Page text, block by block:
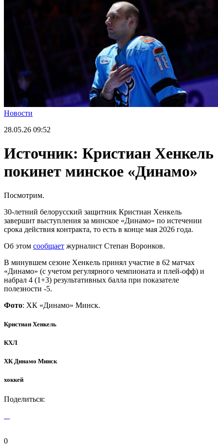
Новости
28.05.26 09:52
Источник: Кристиан Хенкель
покинет минское «Динамо»
Посмотрим.
30-летний белорусский защитник Кристиан Хенкель
завершит выступления за минское «Динамо» по истечении
срока действия контракта, то есть в конце мая 2026 года.
Об этом сообщает журналист Степан Воронков.
В минувшем сезоне Хенкель принял участие в 62 матчах
«Динамо» (с учетом регулярного чемпионата и плей-офф) и
набрал 4 (1+3) результативных балла при показателе
полезности -5.
Фото: ХК «Динамо» Минск.
Кристиан Хенкель
КХЛ
ХК Динамо Минск
хоккей
Поделиться:
0